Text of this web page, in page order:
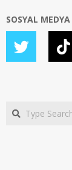
SOSYAL MEDYA
Search